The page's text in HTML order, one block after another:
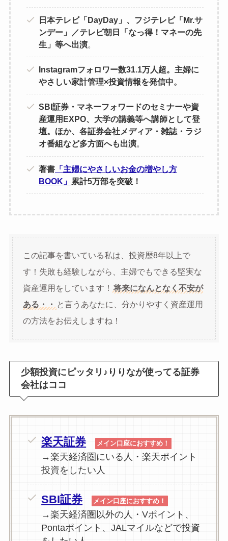
日本テレビ「DayDay」、フジテレビ「Mr.サ
ンデー」／テレビ朝日「なっ得！マネーの先
生」等へ出演。
Instagramフォロワー数31.1万人超。主婦に
やさしい家計管理×投資情報を発信中。
SBI証券・マネーフォワードのセミナーや資
産運用EXPO、大学の講義等へ講師として登
壇。ほか、各証券会社メディア・雑誌・ラジ
オ番組など多方面へも出演。
著書 「主婦にやさしいお金の増やし方
BOOK」 累計5万部を突破！
この記事を書いている私は、投資歴8年以上で
す！失敗も経験しながら、主婦でもできる堅実な
資産運用をしています！ 将来になんとなく不安が
ある・・
と言うあなたに、分かりやすく資産運用
の方法をお伝えしますね！
少額投資にピッタリ♪りりなが使ってる証券
会社はココ
楽天証券 メイン口座におすすめ！
→楽天経済圏にいる人・楽天ポイント
投資をしたい人
SBI証券 メイン口座におすすめ！
→楽天経済圏以外の人・Vポイント、
Pontaポイント、JALマイルなどで投資